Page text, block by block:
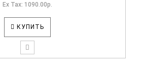
Ex Tax: 1090.00р.
КУПИТЬ